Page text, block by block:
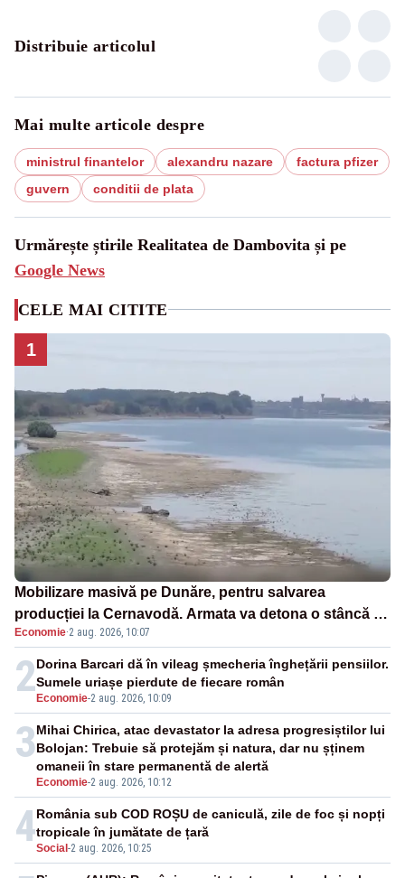
Distribuie articolul
Mai multe articole despre
ministrul finantelor alexandru nazare
factura pfizer
guvern
conditii de plata
Urmărește știrile Realitatea de Dambovita și pe
Google News
CELE MAI CITITE
1
Mobilizare masivă pe Dunăre, pentru salvarea
producției la Cernavodă. Armata va detona o stâncă și
va devia apa fluviului - IMAGINI AERIENE
Economie·2 aug. 2026, 10:07
2 Economie-2 aug. 2026, 10:09
Dorina Barcari dă în vileag șmecheria înghețării pensiilor.
Sumele uriașe pierdute de fiecare român
3
Economie-2 aug. 2026, 10:12
Mihai Chirica, atac devastator la adresa progresiștilor lui
Bolojan: Trebuie să protejăm și natura, dar nu șținem
omaneii în stare permanentă de alertă
4Social -2 aug. 2026, 10:25
România sub COD ROȘU de caniculă, zile de foc și nopți
tropicale în jumătate de țară